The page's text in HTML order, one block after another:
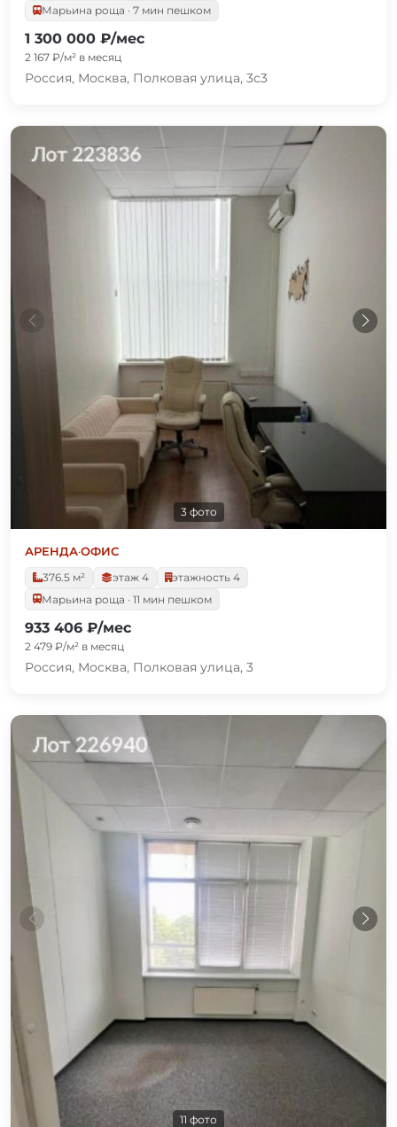
Марьина роща · 7 мин пешком
1 300 000 ₽/мес
2 167 ₽/м² в месяц
Россия, Москва, Полковая улица, 3с3
3 фото
АРЕНДА·ОФИС
376.5 м²
этаж 4
этажность 4
Марьина роща · 11 мин пешком
933 406 ₽/мес
2 479 ₽/м² в месяц
Россия, Москва, Полковая улица, 3
11 фото